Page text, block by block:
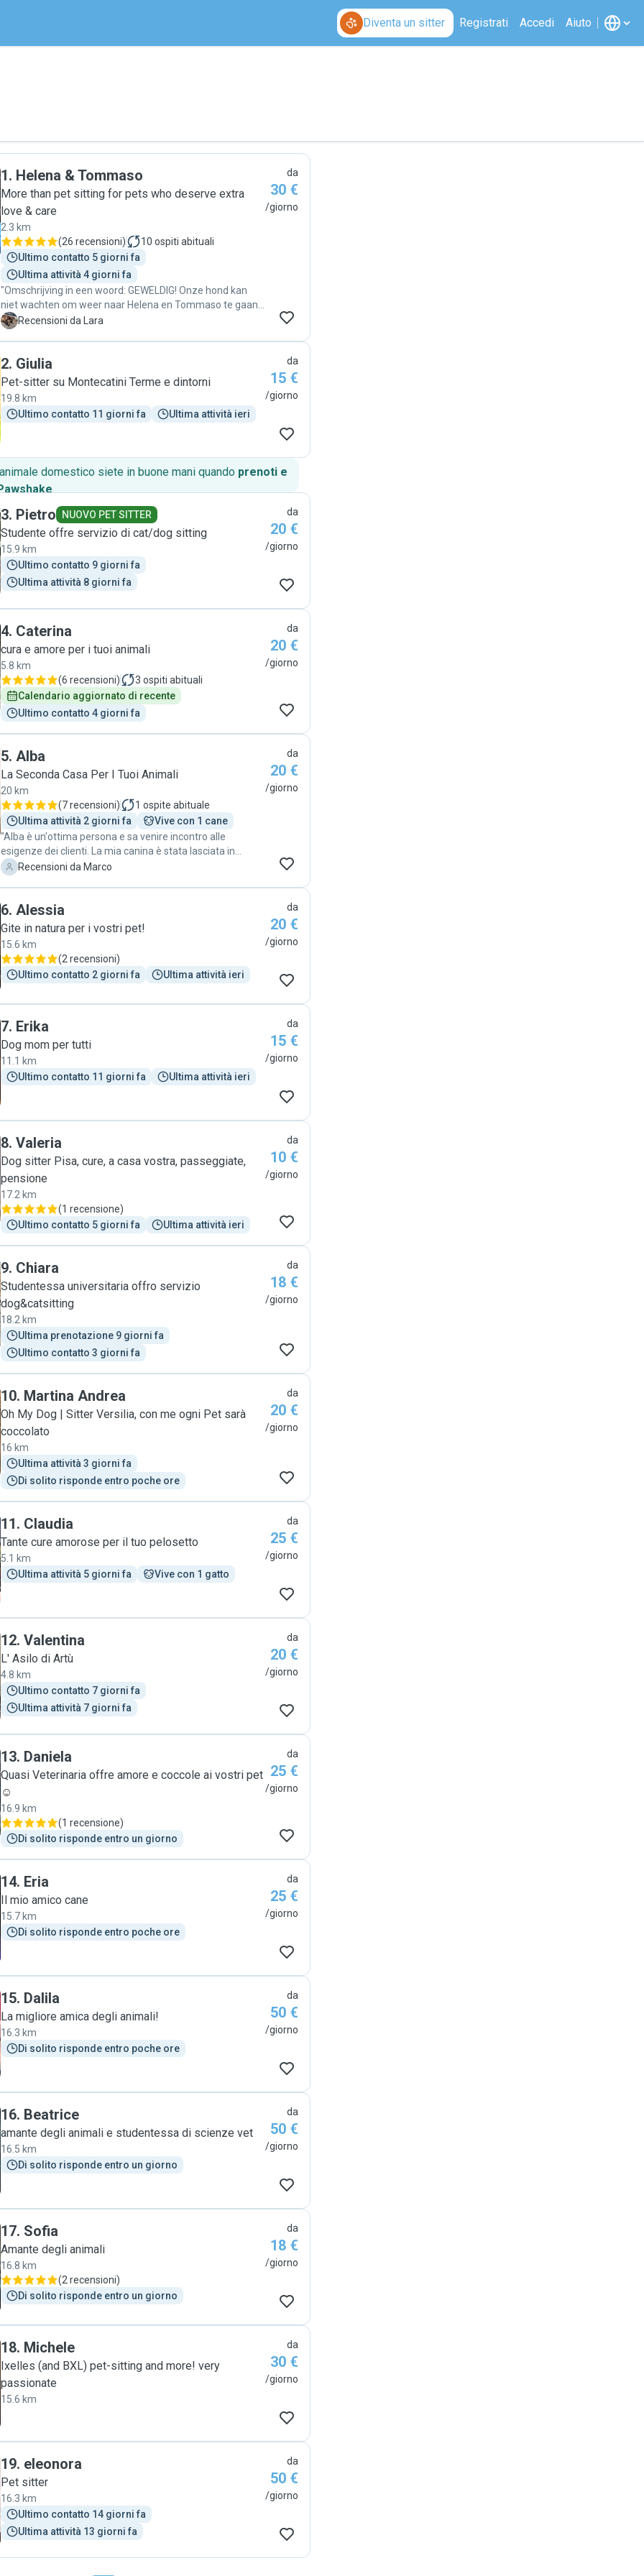
Diventa un sitter Registrati Accedi Aiuto
1. Helena & Tommaso
More than pet sitting for pets who deserve extra
love & care
2.3 km
(26 recensioni) 10 ospiti abituali
Ultimo contatto 5 giorni fa
Ultima attività 4 giorni fa
"Omschrijving in een woord: GEWELDIG! Onze hond kan
niet wachten om weer naar Helena en Tommaso te gaan.
Wanneer hij daar, al loeiend, voor de deur staat, wordt hij
wij moeten werken. Een dag bij Helena en Tommaso
betekent veel wandelen, kroelen en spelen (uiteraard ook
Aan het eind van de dag krijgen we een hond terug die
moe en voldaan is. Helena en Tommaso zijn erg flexibel en
L Recensioni da Lara
da
30 €
/giorno
2. Giulia
Pet-sitter su Montecatini Terme e dintorni
19.8 km
Ultimo contatto 11 giorni fa
Ultima attività ieri
da
15 €
/giorno
domestico siete in buone mani quando prenoti e
.
3. Pietro NUOVO PET SITTER
Studente offre servizio di cat/dog sitting
15.9 km
Ultimo contatto 9 giorni fa
Ultima attività 8 giorni fa
da
20 €
/giorno
4. Caterina
cura e amore per i tuoi animali
5.8 km
(6 recensioni) 3 ospiti abituali
Calendario aggiornato di recente
Ultimo contatto 4 giorni fa
da
20 €
/giorno
5. Alba
La Seconda Casa Per I Tuoi Animali
20 km
(7 recensioni) 1 ospite abituale
Ultima attività 2 giorni fa
Vive con 1 cane
"Alba è un'ottima persona e sa venire incontro alle
esigenze dei clienti. La mia canina è stata lasciata in
ottime mani e non esiterò a ricontattarla la prossima
M Recensioni da Marco
da
20 €
/giorno
6. Alessia
Gite in natura per i vostri pet!
15.6 km
(2 recensioni)
Ultimo contatto 2 giorni fa
Ultima attività ieri
da
20 €
/giorno
7. Erika
Dog mom per tutti
11.1 km
Ultimo contatto 11 giorni fa
Ultima attività ieri
da
15 €
/giorno
8. Valeria
Dog sitter Pisa, cure, a casa vostra, passeggiate,
pensione
17.2 km
(1 recensione)
Ultimo contatto 5 giorni fa
Ultima attività ieri
da
10 €
/giorno
9. Chiara
Studentessa universitaria offro servizio
dog&catsitting
18.2 km
Ultima prenotazione 9 giorni fa
Ultimo contatto 3 giorni fa
da
18 €
/giorno
10. Martina Andrea
Oh My Dog | Sitter Versilia, con me ogni Pet sarà
coccolato
16 km
Ultima attività 3 giorni fa
Di solito risponde entro poche ore
da
20 €
/giorno
11. Claudia
Tante cure amorose per il tuo pelosetto
5.1 km
Ultima attività 5 giorni fa
Vive con 1 gatto
da
25 €
/giorno
12. Valentina
L' Asilo di Artù
4.8 km
Ultimo contatto 7 giorni fa
Ultima attività 7 giorni fa
da
20 €
/giorno
13. Daniela
Quasi Veterinaria offre amore e coccole ai vostri pet
☺️
16.9 km
(1 recensione)
Di solito risponde entro un giorno
da
25 €
/giorno
14. Eria
Il mio amico cane
15.7 km
Di solito risponde entro poche ore
da
25 €
/giorno
15. Dalila
La migliore amica degli animali!
16.3 km
Di solito risponde entro poche ore
da
50 €
/giorno
16. Beatrice
amante degli animali e studentessa di scienze vet
16.5 km
Di solito risponde entro un giorno
da
50 €
/giorno
17. Sofia
Amante degli animali
16.8 km
(2 recensioni)
Di solito risponde entro un giorno
da
18 €
/giorno
18. Michele
Ixelles (and BXL) pet-sitting and more! very
passionate
15.6 km
da
30 €
/giorno
19. eleonora
Pet sitter
16.3 km
Ultimo contatto 14 giorni fa
Ultima attività 13 giorni fa
da
50 €
/giorno